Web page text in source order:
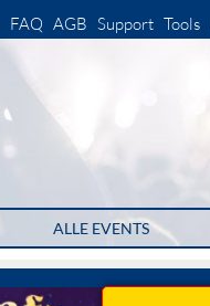
FAQ AGB Support Tools
ALLE EVENTS